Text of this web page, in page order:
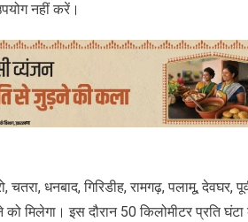
नहीं करें।
धनबाद, ग‍िर‍िडीह, रामगढ़, पलामू, देवघर,
इस दौरान 50 किलोमीटर प्रति घंटा